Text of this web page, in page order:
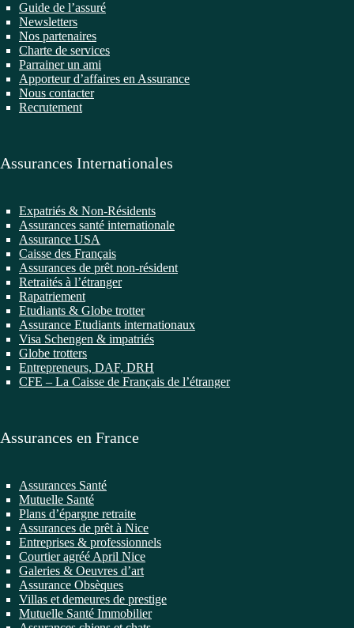
Guide de l’assuré
Newsletters
Nos partenaires
Charte de services
Parrainer un ami
Apporteur d’affaires en Assurance
Nous contacter
Recrutement
Assurances Internationales
Expatriés & Non-Résidents
Assurances santé internationale
Assurance USA
Caisse des Français
Assurances de prêt non-résident
Retraités à l’étranger
Rapatriement
Etudiants & Globe trotter
Assurance Etudiants internationaux
Visa Schengen & impatriés
Globe trotters
Entrepreneurs, DAF, DRH
CFE – La Caisse de Français de l’étranger
Assurances en France
Assurances Santé
Mutuelle Santé
Plans d’épargne retraite
Assurances de prêt à Nice
Entreprises & professionnels
Courtier agréé April Nice
Galeries & Oeuvres d’art
Assurance Obsèques
Villas et demeures de prestige
Mutuelle Santé Immobilier